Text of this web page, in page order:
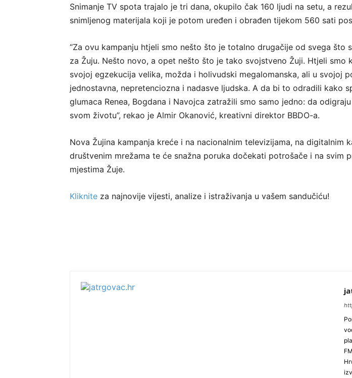
Snimanje TV spota trajalo je tri dana, okupilo čak 160 ljudi na setu, a
snimljenog materijala koji je potom uređen i obrađen tijekom 560 sati
“Za ovu kampanju htjeli smo nešto što je totalno drugačije od svega što
za Žuju. Nešto novo, a opet nešto što je tako svojstveno Žuji. Htjeli smo
svojoj egzekucija velika, možda i holivudski megalomanska, ali u svojoj
jednostavna, nepretenciozna i nadasve ljudska. A da bi to odradili kako
glumaca Renea, Bogdana i Navojca zatražili smo samo jedno: da
svom životu”, rekao je Almir Okanović, kreativni direktor BBDO-a.
Nova Žujina kampanja kreće i na nacionalnim televizijama, na digitalnim
društvenim mrežama te će snažna poruka dočekati potrošače i na svim
mjestima Žuje.
Kliknite za najnovije vijesti, analize i istraživanja u vašem sandučiću!